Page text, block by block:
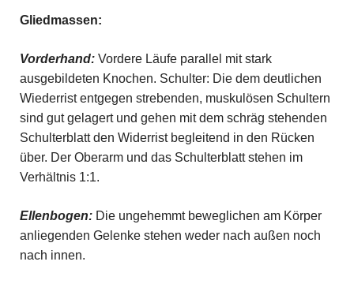
Gliedmassen:
Vorderhand:Vordere Läufe parallel mit stark
ausgebildeten Knochen. Schulter: Die dem deutlichen
Wiederrist entgegen strebenden, muskulösen Schultern
sind gut gelagert und gehen mit dem schräg stehenden
Schulterblatt den Widerrist begleitend in den Rücken
über. Der Oberarm und das Schulterblatt stehen im
Verhältnis 1:1.
Ellenbogen:Die ungehemmt beweglichen am Körper
anliegenden Gelenke stehen weder nach außen noch
nach innen.